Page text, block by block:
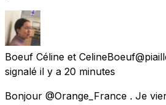
Boeuf Céline et
signalé il y a 20 minutes
Bonjour @Orange_France . Je